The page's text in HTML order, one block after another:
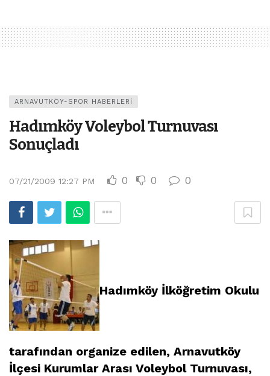
ARNAVUTKÖY-SPOR HABERLERI
Hadımköy Voleybol Turnuvası
Sonuçladı
07/21/2009 12:27 PM 0 0 0
Hadımköy İlköğretim Okulu
tarafından organize edilen, Arnavutköy
İlçesi Kurumlar Arası Voleybol Turnuvası,